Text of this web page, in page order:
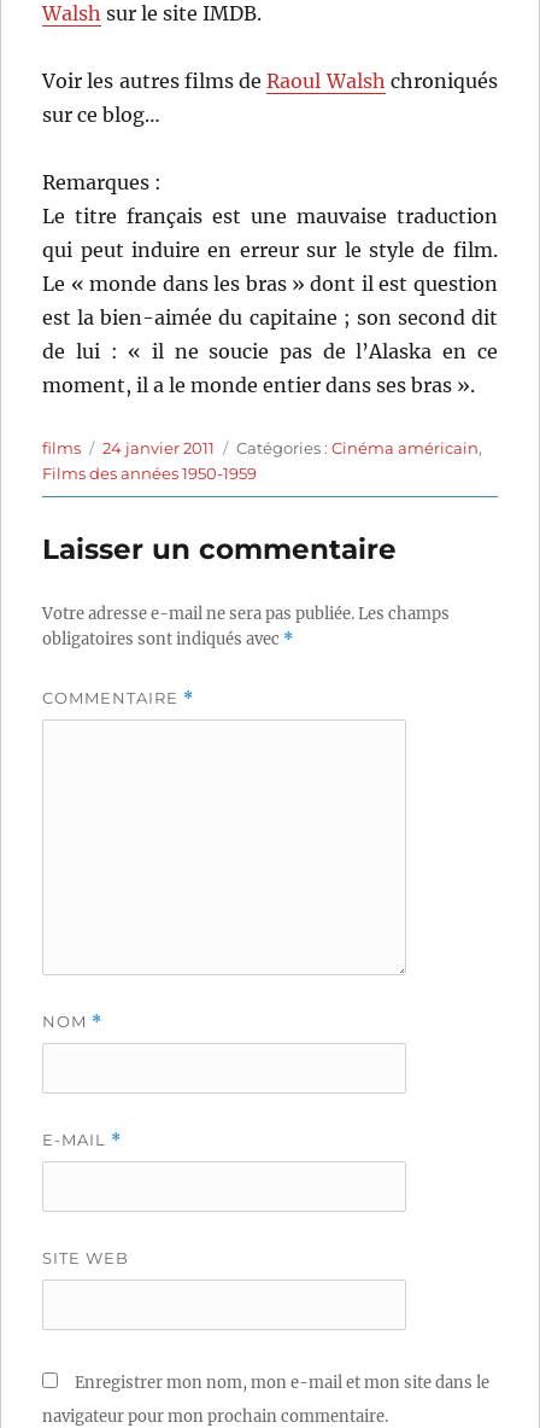
Walsh sur le site IMDB.
Voir les autres films deRaoul Walsh chroniqués
sur ce blog…
Remarques :
Le titre français est une mauvaise traduction
qui peut induire en erreur sur le style de film.
Le « monde dans les bras » dont il est question
est la bien-aimée du capitaine ; son second dit
de lui : « il ne soucie pas de l’Alaska en ce
moment, il a le monde entier dans ses bras ».
Auteur
films
Publié
le
24 janvier 2011 Catégories
Catégories :Cinéma américain,
Films des années 1950-1959
Laisser un commentaire
Votre adresse e-mail ne sera pas publiée.Les champs
obligatoires sont indiqués avec *
COMMENTAIRE *
NOM *
E-MAIL *
SITE WEB
Enregistrer mon nom, mon e-mail et mon site dans le
navigateur pour mon prochain commentaire.